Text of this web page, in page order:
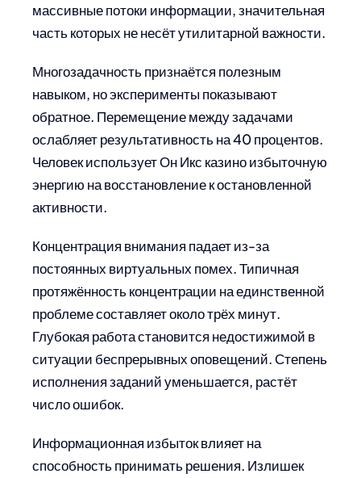
массивные потоки информации, значительная
часть которых не несёт утилитарной важности.
Многозадачность признаётся полезным
навыком, но эксперименты показывают
обратное. Перемещение между задачами
ослабляет результативность на 40 процентов.
Человек использует Он Икс казино избыточную
энергию на восстановление к остановленной
активности.
Концентрация внимания падает из-за
постоянных виртуальных помех. Типичная
протяжённость концентрации на единственной
проблеме составляет около трёх минут.
Глубокая работа становится недостижимой в
ситуации беспрерывных оповещений. Степень
исполнения заданий уменьшается, растёт
число ошибок.
Информационная избыток влияет на
способность принимать решения. Излишек